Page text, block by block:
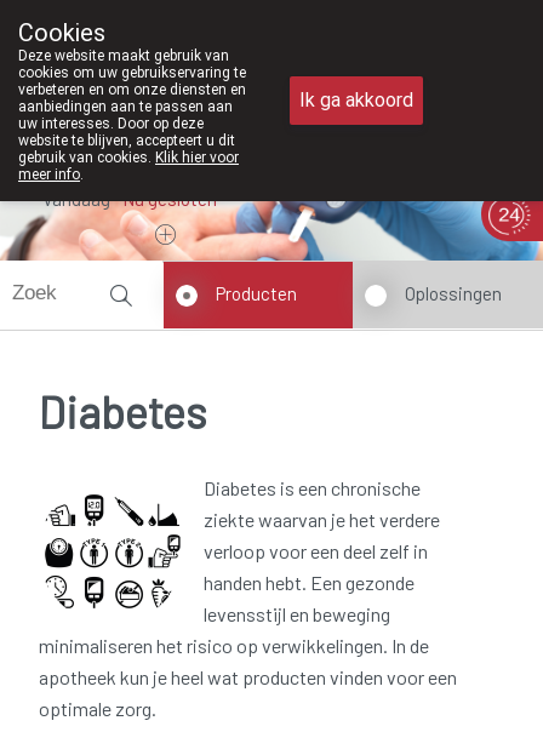
011/610300
Vandaag Nugesloten
Producten Oplossingen
Diabetes
Diabetes is een chronische
ziekte waarvan je het verdere
verloop voor een deel zelf in
handen hebt. Een gezonde
levensstijl en beweging
minimaliseren het risico op verwikkelingen. In de
apotheek kun je heel wat producten vinden voor een
optimale zorg.
Cookies
Deze website maakt gebruik van
cookies om uw gebruikservaring te
verbeteren en om onze diensten en
aanbiedingen aan te passen aan
uw interesses. Door op deze
website te blijven, accepteert u dit
gebruik van cookies. Klik hier voor
meer info.
Ik ga akkoord